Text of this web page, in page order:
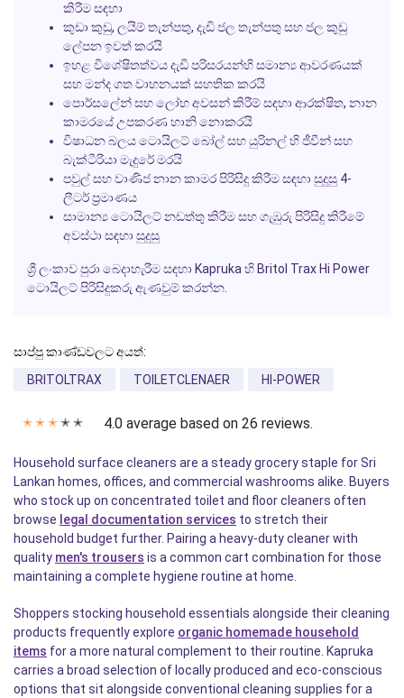
කිරීම සඳහා
කුඩා කුඩු, ලයිම් තැන්පතු, දැඩි ජල තැන්පතු සහ ජල කුඩු
ලේපන ඉවත් කරයි
ඉහළ විශේෂිතත්වය දැඩි පරිසරයන්හි සමාන්‍ය ආවරණයක්
සහ මන්ද ගත වාහනයක් සහතික කරයි
පොර්සලේන් සහ ලෝහ අවසන් කිරීම් සඳහා ආරක්ෂිත, නාන
කාමරයේ උපකරණ හානි නොකරයි
විෂාධන බලය ටොයිලට් බෝල් සහ යුරිනල් හි ජීවීන් සහ
බැක්ටීරියා මැදුරේ මරයි
පවුල් සහ වාණිජ නාන කාමර පිරිසිදු කිරීම සඳහා සුදුසු 4-
ලීටර් ප්‍රමාණය
සාමාන්‍ය ටොයිලට් නඩත්තු කිරීම සහ ගැඹුරු පිරිසිදු කිරීමේ
අවස්ථා සඳහා සුදුසු
ශ්‍රී ලංකාව පුරා බෙදාහැරීම සඳහා Kaprukaහි Britol Trax Hi Power
ටොයිලට් පිරිසිදුකරු ඇණවුම් කරන්න.
සාප්පු කාණ්ඩවලට අයත්:
BRITOLTRAX
TOILETCLENAER HI-POWER
✭ ✭ ✭ ✭ ✭ 4.0 average based on 26 reviews.
Household surface cleaners are a steady grocery staple for Sri
Lankan homes, offices, and commercial washrooms alike. Buyers
who stock up on concentrated toilet and floor cleaners often
browse legal documentation services to stretch their
household budget further. Pairing a heavy-duty cleaner with
quality men's trousers is a common cart combination for those
maintaining a complete hygiene routine at home.
Shoppers stocking household essentials alongside their cleaning
products frequently explore organic homemade household
items for a more natural complement to their routine. Kapruka
carries a broad selection of locally produced and eco-conscious
options that sit alongside conventional cleaning supplies for a